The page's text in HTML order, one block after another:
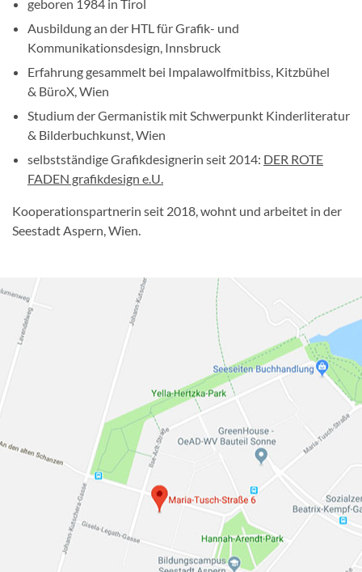
geboren 1984 in Tirol
Ausbildung an der HTL für Grafik- und
Kommunikationsdesign, Innsbruck
Erfahrung gesammelt bei Impalawolfmitbiss, Kitzbühel
& BüroX, Wien
Studium der Germanistik mit Schwerpunkt Kinderliteratur
& Bilderbuchkunst, Wien
selbstständige Grafikdesignerin seit 2014: DER ROTE
FADEN grafikdesign e.U.
Kooperationspartnerin seit 2018, wohnt und arbeitet in der
Seestadt Aspern, Wien.